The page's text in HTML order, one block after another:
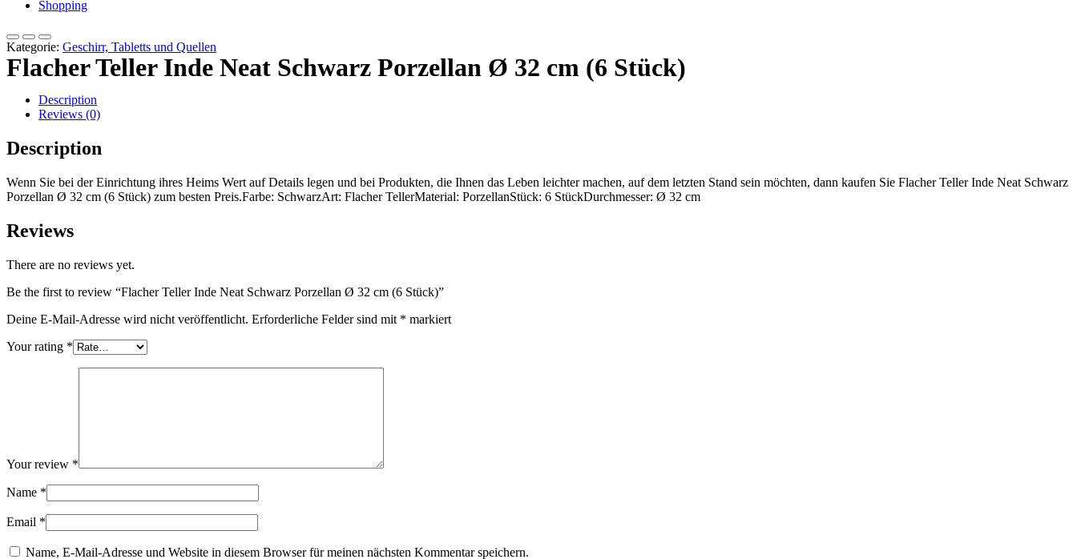
Shopping
Kategorie: Geschirr, Tabletts und Quellen
Flacher Teller Inde Neat Schwarz Porzellan Ø 32 cm (6 Stück)
Description
Reviews (0)
Description
Wenn Sie bei der Einrichtung ihres Heims Wert auf Details legen und bei Produkten, die Ihnen das Leben leichter machen, auf dem letzten Stand sein möchten, dann kaufen Sie Flacher Teller Inde Neat Schwarz
Porzellan Ø 32 cm (6 Stück) zum besten Preis.Farbe: SchwarzArt: Flacher TellerMaterial: PorzellanStück: 6 StückDurchmesser: Ø 32 cm
Reviews
There are no reviews yet.
Be the first to review “Flacher Teller Inde Neat Schwarz Porzellan Ø 32 cm (6 Stück)”
Deine E-Mail-Adresse wird nicht veröffentlicht. Erforderliche Felder sind mit * markiert
Your rating *
Your review *
Name *
Email *
Name, E-Mail-Adresse und Website in diesem Browser für meinen nächsten Kommentar speichern.